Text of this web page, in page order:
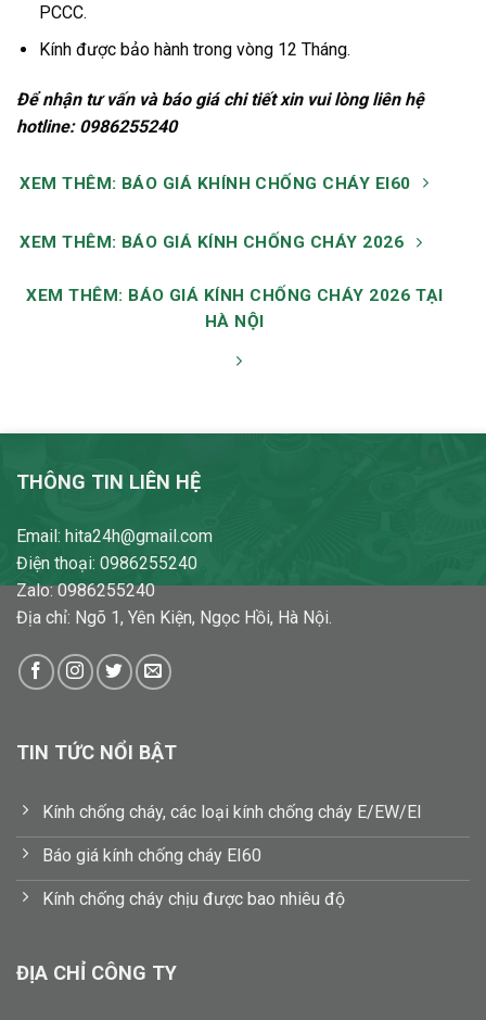
PCCC.
Kính được bảo hành trong vòng 12 Tháng.
Để nhận tư vấn và báo giáchitiết xin vui lòng liên hệ
hotline: 0986255240
XEM THÊM: BÁO GIÁ KHÍNH CHỐNG CHÁY EI60
XEM THÊM: BÁO GIÁ KÍNH CHỐNG CHÁY 2026
XEM THÊM: BÁO GIÁ KÍNH CHỐNG CHÁY 2026 TẠI
HÀ NỘI
THÔNG TIN LIÊN HỆ
Email: hita24h@gmail.com
Điện thoại: 0986255240
Zalo: 0986255240
Địa chỉ: Ngõ 1, Yên Kiện, Ngọc Hồi, Hà Nội.
TIN TỨC NỔI BẬT
Kính chống cháy, các loại kính chống cháy E/EW/EI
Báo giá kính chống cháy EI60
Kính chống cháy chịu được bao nhiêu độ
ĐỊA CHỈ CÔNG TY